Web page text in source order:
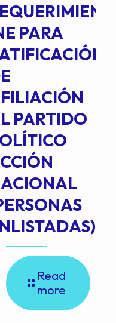
PARA
PARTIDO
Read
more